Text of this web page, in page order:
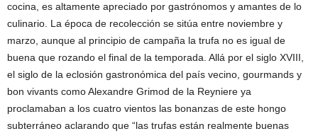
cocina, es altamente apreciado por gastrónomos y amantes de lo
culinario. La época de recolección se sitúa entre noviembre y
marzo, aunque al principio de campaña la trufa no es igual de
buena que rozando el final de la temporada. Allá por el siglo XVIII,
el siglo de la eclosión gastronómica del país vecino, gourmands y
bon vivants como Alexandre Grimod de la Reyniere ya
proclamaban a los cuatro vientos las bonanzas de este hongo
subterráneo aclarando que “las trufas están realmente buenas